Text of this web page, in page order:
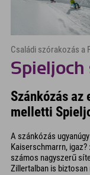
Családi szórakozás a
Spieljoch
Szánkózás az
melletti
A szánkózás
Kaiserschmarrn,
számos nagyszerű
Zillertalban is